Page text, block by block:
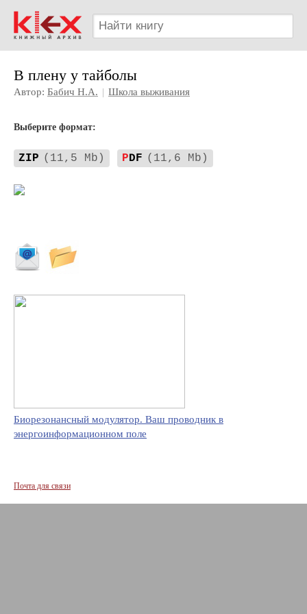
В плену у тайболы
Автор: Бабич Н.А. | Школа выживания
Выберите формат:
ZIP (11,5 Mb) PDF (11,6 Mb)
Биорезонансный модулятор. Ваш проводник в
энергоинформационном поле
Почта для связи